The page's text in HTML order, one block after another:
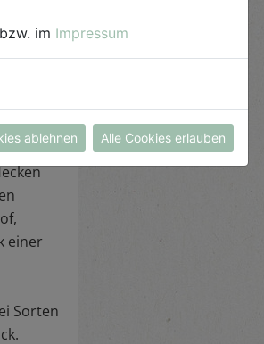
einer
Sorten
bzw. im Impressum
ablehnen Alle Cookies erlauben